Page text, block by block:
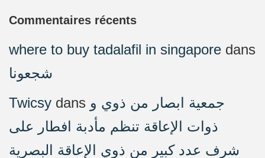
Commentaires récents
where to buy tadalafil in singapore dans
شجعونا
Twicsy dans جمعية ابصار من ذوي و
ذوات الإعاقة تنظم مأدبة افطار على
شرف عدد كبير من ذوي الإعاقة البصرية